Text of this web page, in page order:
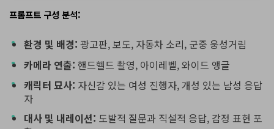
프롬프트 구성 분석:
환경 및 배경: 광고판, 보도, 자동차 소리, 군중 웅성거림
카메라 연출: 핸드헬드 촬영, 아이레벨, 와이드 앵글
캐릭터 묘사: 자신감 있는 여성 진행자, 개성 있는 남성 응답
자
대사 및 내레이션: 도발적 질문과 직설적 응답, 감정 표현 포